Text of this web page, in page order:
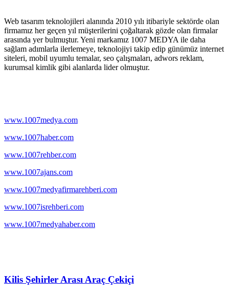
Web tasarım teknolojileri alanında 2010 yılı itibariyle sektörde olan
firmamız her geçen yıl müşterilerini çoğaltarak gözde olan firmalar
arasında yer bulmuştur. Yeni markamız 1007 MEDYA ile daha
sağlam adımlarla ilerlemeye, teknolojiyi takip edip günümüz internet
siteleri, mobil uyumlu temalar, seo çalışmaları, adwors reklam,
kurumsal kimlik gibi alanlarda lider olmuştur.
www.1007medya.com
www.1007haber.com
www.1007rehber.com
www.1007ajans.com
www.1007medyafirmarehberi.com
www.1007isrehberi.com
www.1007medyahaber.com
Kilis Şehirler Arası Araç Çekiçi